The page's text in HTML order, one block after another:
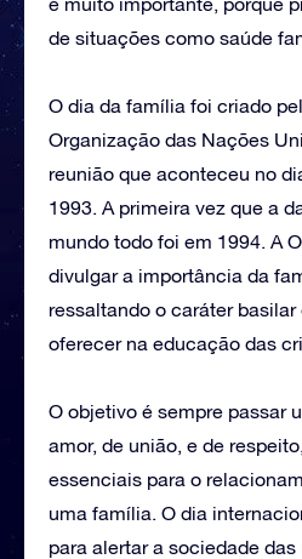
de situações como saúde
O dia da família foi criado
Organização das Nações
reunião que aconteceu no
1993. A primeira vez que a
mundo todo foi em 1994. A
divulgar a importância da
ressaltando o caráter
oferecer na educação das
O objetivo é sempre passar
amor, de união, e de
essenciais para o
uma família. O dia
para alertar a sociedade